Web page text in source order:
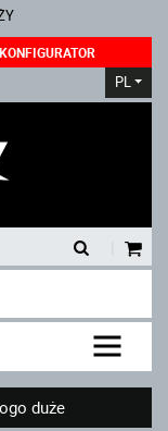
KONFIGURATOR
PL
duże